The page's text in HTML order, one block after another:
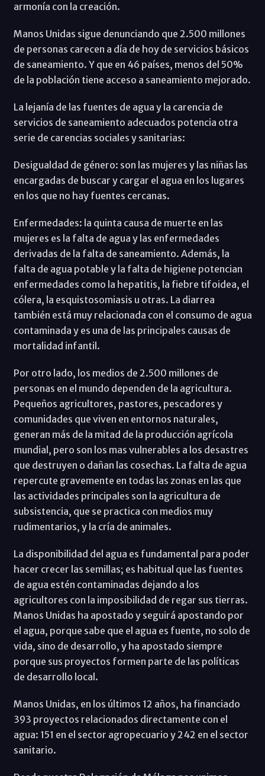
armonía con la creación.
Manos Unidas sigue denunciando que 2.500 millones
de personas carecen a día de hoy de servicios básicos
de saneamiento. Y que en 46 países, menos del 50%
de la población tiene acceso a saneamiento mejorado.
La lejanía de las fuentes de agua y la carencia de
servicios de saneamiento adecuados potencia otra
serie de carencias sociales y sanitarias:
Desigualdad de género: son las mujeres y las niñas las
encargadas de buscar y cargar el agua en los lugares
en los que no hay fuentes cercanas.
Enfermedades: la quinta causa de muerte en las
mujeres es la falta de agua y las enfermedades
derivadas de la falta de saneamiento. Además, la
falta de agua potable y la falta de higiene potencian
enfermedades como la hepatitis, la fiebre tifoidea, el
cólera, la esquistosomiasis u otras. La diarrea
también está muy relacionada con el consumo de agua
contaminada y es una de las principales causas de
mortalidad infantil.
Por otro lado, los medios de 2.500 millones de
personas en el mundo dependen de la agricultura.
Pequeños agricultores, pastores, pescadores y
comunidades que viven en entornos naturales,
generan más de la mitad de la producción agrícola
mundial, pero son los mas vulnerables a los desastres
que destruyen o dañan las cosechas. La falta de agua
repercute gravemente en todas las zonas en las que
las actividades principales son la agricultura de
subsistencia, que se practica con medios muy
rudimentarios, y la cría de animales.
La disponibilidad del agua es fundamental para poder
hacer crecer las semillas; es habitual que las fuentes
de agua estén contaminadas dejando a los
agricultores con la imposibilidad de regar sus tierras.
Manos Unidas ha apostado y seguirá apostando por
el agua, porque sabe que el agua es fuente, no solo de
vida, sino de desarrollo, y ha apostado siempre
porque sus proyectos formen parte de las políticas
de desarrollo local.
Manos Unidas, en los últimos 12 años, ha financiado
393 proyectos relacionados directamente con el
agua: 151 en el sector agropecuario y 242 en el sector
sanitario.